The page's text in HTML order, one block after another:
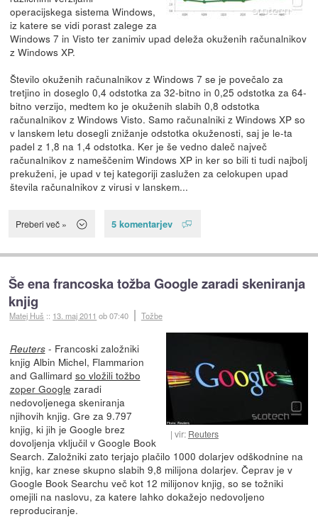
operacijskega sistema Windows,
iz katere se vidi porast zalege za
Windows 7 in Visto ter zanimiv upad deleža okuženih računalnikov
z Windows XP.
Število okuženih računalnikov z Windows 7 se je povečalo za
tretjino in doseglo 0,4 odstotka za 32-bitno in 0,25 odstotka za 64-
bitno verzijo, medtem ko je okuženih slabih 0,8 odstotka
računalnikov z Windows Visto. Samo računalniki z Windows XP so
v lanskem letu dosegli znižanje odstotka okuženosti, saj je le-ta
padel z 1,8 na 1,4 odstotka. Ker je še vedno daleč največ
računalnikov z nameščenim Windows XP in ker so bili ti tudi najbolj
prekuženi, je upad v tej kategoriji zaslužen za celokupen upad
števila računalnikov z virusi v lanskem...
Preberi več » 5 komentarjev
Še ena francoska tožba Google zaradi skeniranja
knjig
Matej Huš :: 13. maj 2011 ob 07:40 Tožbe
vir: Reuters
Reuters- Francoski založniki
knjig Albin Michel, Flammarion
and Gallimard so vložili tožbo
zoper Google zaradi
nedovoljenega skeniranja
njihovih knjig. Gre za 9.797
knjig, ki jih je Google brez
dovoljenja vključil v Google Book
Search. Založniki zato terjajo plačilo 1000 dolarjev odškodnine na
knjig, kar znese skupno slabih 9,8 milijona dolarjev. Čeprav je v
Google Book Searchu več kot 12 milijonov knjig, so se tožniki
omejili na naslovu, za katere lahko dokažejo nedovoljeno
reproduciranje.